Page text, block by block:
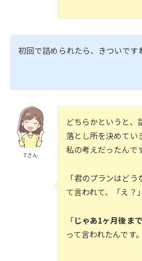
初回で詰められたら、きついです
Tさん
どちらかというと、
落とし所を決めてい
私の考えだったんで
「君のプランはど
て言われて、「え？
「じゃあ1ヶ月後ま
って言われたんです。